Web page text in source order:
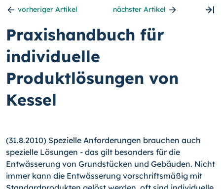
vorheriger Artikel nächster Artikel
Praxishandbuch für
individuelle
Produktlösungen von
Kessel
(31.8.2010) Spezielle Anforderungen brauchen auch
spezielle Lösungen - das gilt besonders für die
Entwässerung von Grundstücken und Gebäuden. Nicht
immer kann die Entwässerung vorschriftsmäßig mit